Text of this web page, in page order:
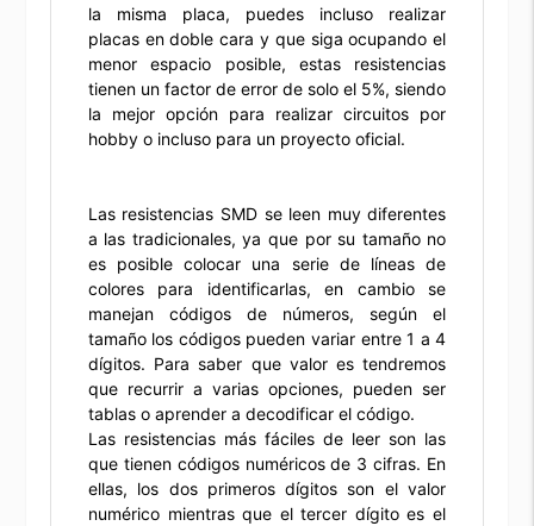
la misma placa, puedes incluso realizar
placas en doble cara y que siga ocupando el
menor espacio posible, estas resistencias
tienen un factor de error de solo el 5%, siendo
la mejor opción para realizar circuitos por
hobby o incluso para un proyecto oficial.
Las resistencias SMD se leen muy diferentes
a las tradicionales, ya que por su tamaño no
es posible colocar una serie de líneas de
colores para identificarlas, en cambio se
manejan códigos de números, según el
tamaño los códigos pueden variar entre 1 a 4
dígitos. Para saber que valor es tendremos
que recurrir a varias opciones, pueden ser
tablas o aprender a decodificar el código.
Las resistencias más fáciles de leer son las
que tienen códigos numéricos de 3 cifras. En
ellas, los dos primeros dígitos son el valor
numérico mientras que el tercer dígito es el